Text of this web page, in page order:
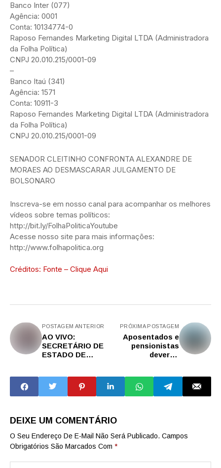
Banco Inter (077)
Agência: 0001
Conta: 10134774-0
Raposo Fernandes Marketing Digital LTDA (Administradora
da Folha Política)
CNPJ 20.010.215/0001-09
–
Banco Itaú (341)
Agência: 1571
Conta: 10911-3
Raposo Fernandes Marketing Digital LTDA (Administradora
da Folha Política)
CNPJ 20.010.215/0001-09
SENADOR CLEITINHO CONFRONTA ALEXANDRE DE
MORAES AO DESMASCARAR JULGAMENTO DE
BOLSONARO
Inscreva-se em nosso canal para acompanhar os melhores
vídeos sobre temas políticos:
http://bit.ly/FolhaPoliticaYoutube
Acesse nosso site para mais informações:
http://www.folhapolitica.org
Créditos: Fonte – Clique Aqui
POSTAGEM ANTERIOR
AO VIVO:
SECRETÁRIO DE
ESTADO DE
ANÚNCIOS SOBRE
A USAID E
ENFRENTA CHINA
PRÓXIMA POSTAGEM
Aposentados e
pensionistas
deverão
DEIXE UM COMENTÁRIO
O Seu Endereço De E-Mail Não Será Publicado. Campos
Obrigatórios São Marcados Com *